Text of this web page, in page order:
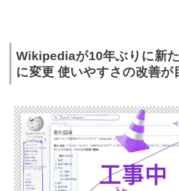
Wikipediaが10年ぶりに新
に変更 使いやすさの改善が